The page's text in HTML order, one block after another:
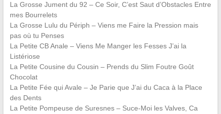
La Grosse Jument du 92 – Ce Soir, C’est Saut d’Obstacles Entre
mes Bourrelets
La Grosse Lulu du Périph – Viens me Faire la Pression mais
pas où tu Penses
La Petite CB Anale – Viens Me Manger les Fesses J’ai la
Listériose
La Petite Cousine du Cousin – Prends du Slim Foutre Goût
Chocolat
La Petite Fée qui Avale – Je Parie que J’ai du Caca à la Place
des Dents
La Petite Pompeuse de Suresnes – Suce-Moi les Valves, Ca